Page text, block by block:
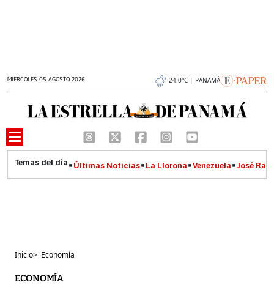
MIÉRCOLES 05 AGOSTO 2026 24.0°C | PANAMÁ
Últimas Noticias La Llorona Venezuela José
Inicio> Economía
ECONOMÍA